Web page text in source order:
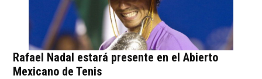
Rafael Nadal estará presente en el Abierto
Mexicano de Tenis